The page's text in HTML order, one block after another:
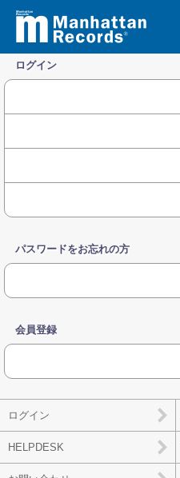
ログイン
パスワードをお忘れの方
会員登録
ログイン
HELPDESK